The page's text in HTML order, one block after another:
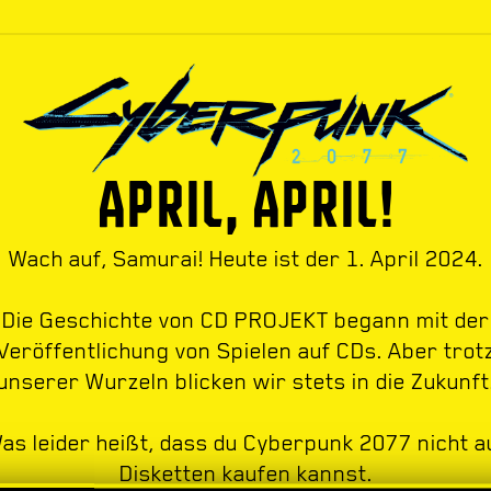
APRIL, APRIL!
Wach auf, Samurai! Heute ist der 1. April 2024.
Die Geschichte von CD PROJEKT begann mit der
von Spielen auf CDs. Aber
Wurzeln blicken wir stets in die
leider heißt, dass du Cyberpunk 2077 nicht
Disketten kaufen kannst.